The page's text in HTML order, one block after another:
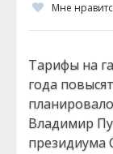
Мне
Тарифы на
года
Владимир
президиума